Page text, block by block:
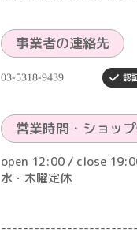
事業者の連絡先
営業時間・ショッ
open 12:00 / close
水・木曜定休